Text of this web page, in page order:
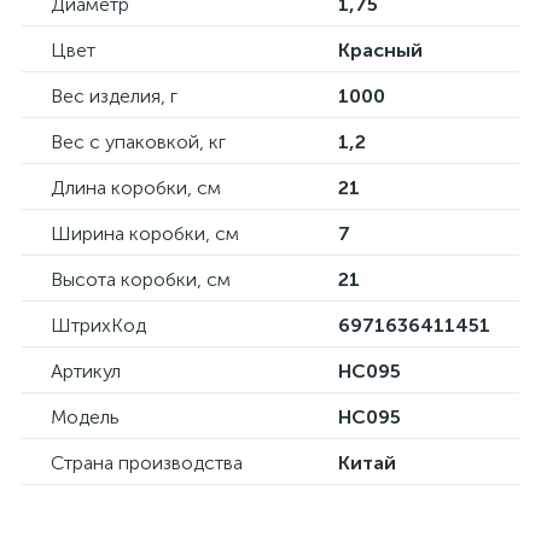
Цвет
Красный
Вес изделия, г
1000
Вес с упаковкой, кг
1,2
Длина коробки, см
21
Ширина коробки, см
7
Высота коробки, см
21
ШтрихКод
6971636411451
Артикул
HC095
Модель
HC095
Страна производства
Китай